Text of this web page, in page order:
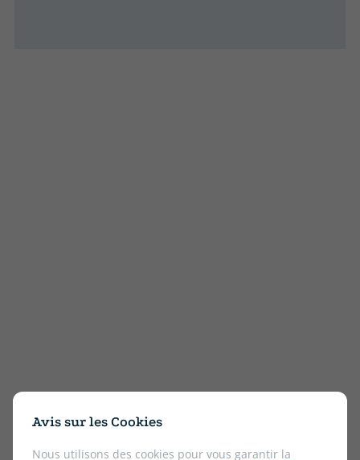
Avis sur les Cookies
Nous utilisons des cookies pour vous garantir la